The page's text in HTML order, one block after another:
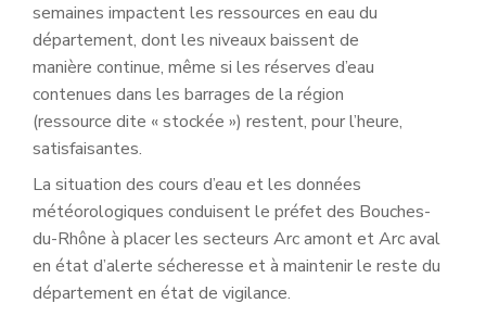
semaines impactent les ressources en eau du
département, dont les niveaux baissent de
manière continue, même si les réserves d’eau
contenues dans les barrages de la région
(ressource dite « stockée ») restent, pour l’heure,
satisfaisantes.
La situation des cours d’eau et les données
météorologiques conduisent le préfet des Bouches-
du-Rhône à placer les secteurs Arc amont et Arc aval
en état d’alerte sécheresse et à maintenir le reste du
département en état de vigilance.